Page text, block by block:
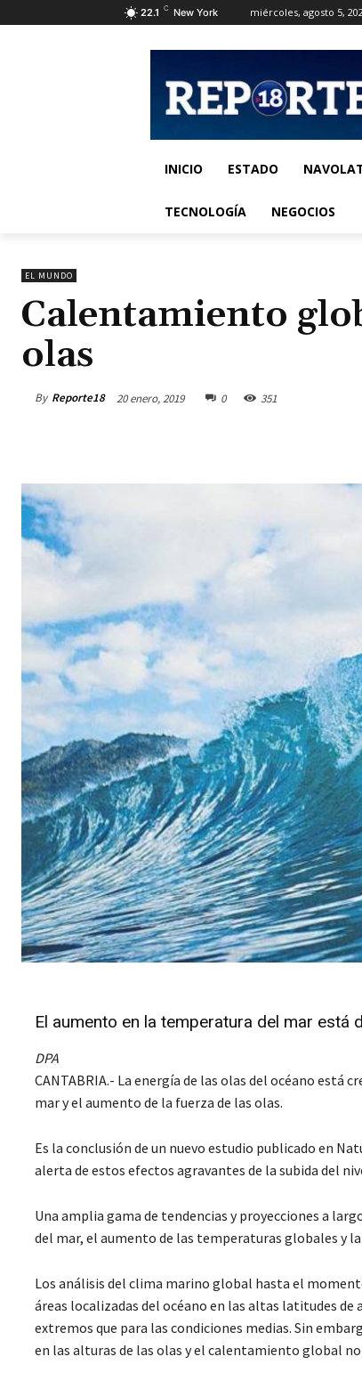
22.1 C New York miércoles, agosto 5,
INICIO ESTADO
TECNOLOGÍA NEGOCIOS
EL MUNDO
Calentamiento
olas
By Reporte18 20 enero, 2019 0 351
El aumento en la temperatura del mar
DPA
CANTABRIA.- La energía de las olas del océano
mar y el aumento de la fuerza de las olas.
Es la conclusión de un nuevo estudio publicado en
alerta de estos efectos agravantes de la subida del
Una amplia gama de tendencias y proyecciones a
del mar, el aumento de las temperaturas globales y
Los análisis del clima marino global hasta el
áreas localizadas del océano en las altas latitudes
extremos que para las condiciones medias. Sin
en las alturas de las olas y el calentamiento global